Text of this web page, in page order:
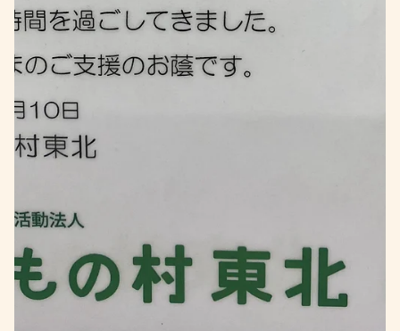
《日本の本土最北端を綴る》